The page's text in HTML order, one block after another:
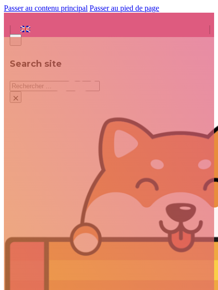
Passer au contenu principal Passer au pied de page
Search site
Rechercher
×